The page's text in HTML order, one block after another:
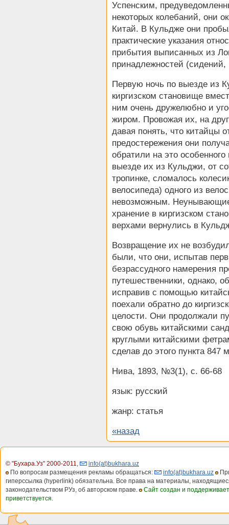
Успенским,
некоторых колебаний, они
Китай. В Кульдже они
практические указания
прибытия выписанных из
принадлежностей
Первую ночь по выезде из
киргизском становище
ним очень дружелюбно и
жиром. Провожая их, на
давая понять, что китайцы
предостережения они
обратили на это
выезде их из Кульджи, от
тропинке, сломалось
велосипеда) одного из
невозможным.
хранение в киргизском
верхами вернулись в
Возвращение их не
были, что они, испытав
безрассудного намерения
путешественники, однако,
исправив с помощью
поехали обратно до
целости. Они продолжали
свою обувь китайскими
круглыми китайскими
сделав до этого пункта 847
Нива, 1893, №3(1), с. 66-68
язык: русский
жанр: статья
«назад
© "Бухара.Уз" 2000-2011,
info(at)bukhara.uz
По вопросам размещения рекламы обращаться:
info(at)bukhara.uz
гиперссылка (hyperlink) обязательна. Все права на материалы,
законодательством РУз, об авторском праве.
Сайт создан и
приветствуется.